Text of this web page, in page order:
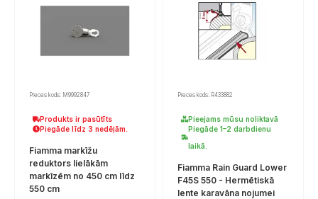
Preces kods: M9992847
Produkts ir pasūtīts
Piegāde līdz 3 nedēļām.
Fiamma markīžu
reduktors lielākām
markīzēm no 450 cm līdz
550 cm
Preces kods: R433882
Pieejams mūsu noliktavā
Piegāde 1–2 darbdienu
laikā.
Fiamma Rain Guard Lower
F45S 550 - Hermētiskā
lente karavāna nojumei